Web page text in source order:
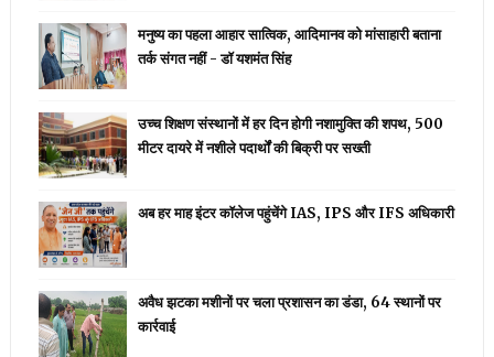
मनुष्य का पहला आहार सात्विक, आदिमानव को मांसाहारी बताना
तर्क संगत नहीं - डॉ यशमंत सिंह
उच्च शिक्षण संस्थानों में हर दिन होगी नशामुक्ति की शपथ, 500
मीटर दायरे में नशीले पदार्थों की बिक्री पर सख्ती
अब हर माह इंटर कॉलेज पहुंचेंगे IAS, IPS और IFS अधिकारी
अवैध झटका मशीनों पर चला प्रशासन का डंडा, 64 स्थानों पर
कार्रवाई